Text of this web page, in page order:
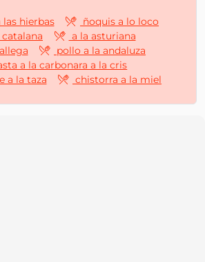
las hierbas
ñoquis a lo loco
catalana
a la asturiana
pollo a la andaluza
a la carbonara a la cris
a la taza
chistorra a la miel